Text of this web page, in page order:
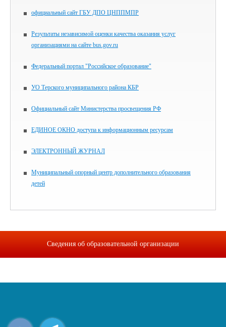
официальный сайт ГБУ ДПО ЦНППМПР
Результаты независимой оценки качества оказания услуг
организациями на сайте bus.gov.ru
Федеральный портал "Российское образование"
УО Терского муниципального района КБР
Официальный сайт Министерства просвещения РФ
ЕДИНОЕ ОКНО доступа к информационным ресурсам
ЭЛЕКТРОННЫЙ ЖУРНАЛ
Муниципальный опорный центр дополнительного образования
детей
Сведения об образовательной организации